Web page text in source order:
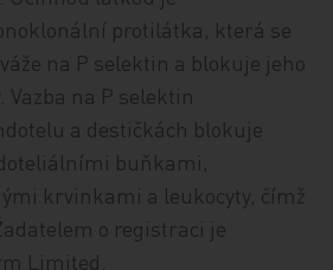
protilátka, která se
na P selektin a blokuje jeho
na P selektin
a destičkách blokuje
buňkami,
krvinkami a leukocyty, čímž
o registraci je
Limited.